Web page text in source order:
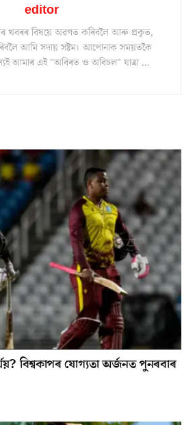
editor
খবৰৰ বিষয়ে অৱগত কৰিবলৈ আৰু প্ৰকৃত,
আমি সদায় সষ্টম। আপোনাক সময়তকৈ
আমাৰ এই "অবিৰত ও অবিচল" যাত্ৰা ...
বিশ্বকাপৰ যোগ্যতা অৰ্জনত পুনৰবাৰ